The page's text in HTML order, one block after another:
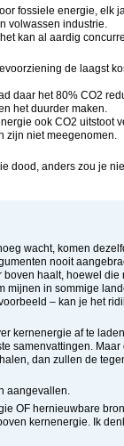
fossiele energie, elk
volwassen industrie.
kan al aardig
de laagst
daar het 80% CO2
het duurder maken.
ook CO2 uitstoot
zijn niet meegenomen.
dood, anders zou je
wacht, komen
nooit
haalt, hoewel
mijnen in sommige
– kan je het
kernenergie af te
samenvattingen.
dan zullen de
aangevallen.
OF hernieuwbare
kernenergie. Ik